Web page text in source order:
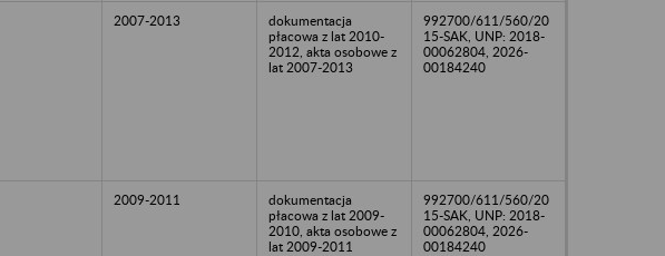
2007-2013
dokumentacja
płacowa z lat 2010-
2012, akta osobowe z
lat 2007-2013
992700/611/560/20
15-SAK, UNP: 2018-
00062804, 2026-
00184240
2009-2011
dokumentacja
płacowa z lat 2009-
2010, akta osobowe z
lat 2009-2011
992700/611/560/20
15-SAK, UNP: 2018-
00062804, 2026-
00184240